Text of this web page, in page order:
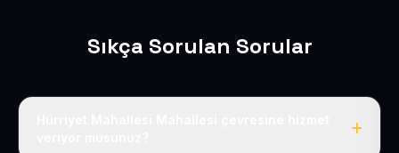
Sıkça Sorulan Sorular